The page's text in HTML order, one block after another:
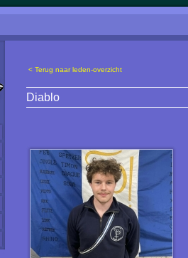
< Terug naar leden-overzicht
Diablo